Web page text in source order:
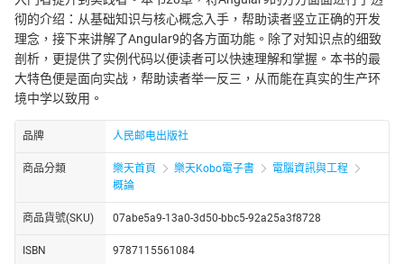
彻的介绍：从基础知识与核心概念入手，帮助读者竖立正确的开发
理念，接下来讲解了Angular9的各方面功能。除了对知识点的细致
剖析，更提供了实例代码以便读者可以快速理解和掌握。本书的最
大特色便是面向实战，帮助读者举一反三，从而能在真实的生产环
境中学以致用。
品牌 人民邮电出版社
商品分類 樂天首頁 樂天Kobo電子書
電腦資訊與工程
概論
商品貨號(SKU) 07abe5a9-13a0-3d50-bbc5-92a25a3f8728
ISBN 9787115561084